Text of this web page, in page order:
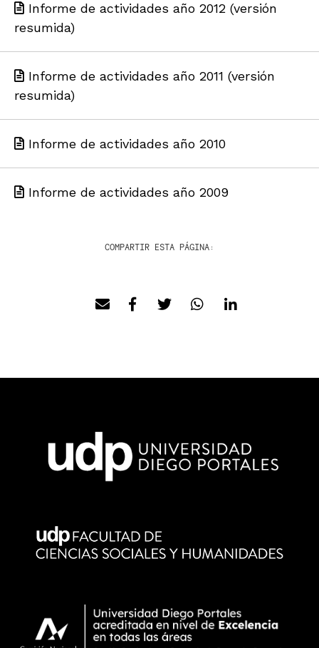
Informe de actividades año 2012 (versión
resumida)
Informe de actividades año 2011 (versión
resumida)
Informe de actividades año 2010
Informe de actividades año 2009
COMPARTIR ESTA PÁGINA: